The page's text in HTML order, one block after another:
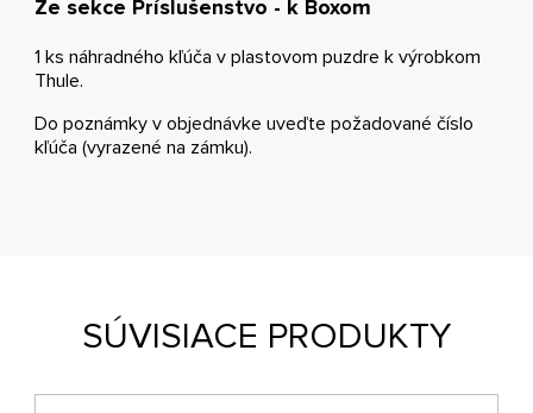
Ze sekce Príslušenstvo - k Boxom
1 ks náhradného kľúča v plastovom puzdre k výrobkom
Thule.
Do poznámky v objednávke uveďte požadované číslo
kľúča (vyrazené na zámku).
SÚVISIACE PRODUKTY